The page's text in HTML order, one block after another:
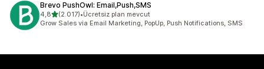
Brevo PushOwl: Email,Push,SMS
4,85 yıldız üzerinden
(2.017)
toplam 2017 değerlendirme
•Ücretsiz plan mevcut
Grow Sales via Email Marketing, PopUp, Push Notifications, SMS